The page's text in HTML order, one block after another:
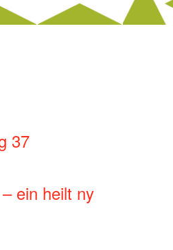
37
ein heilt ny